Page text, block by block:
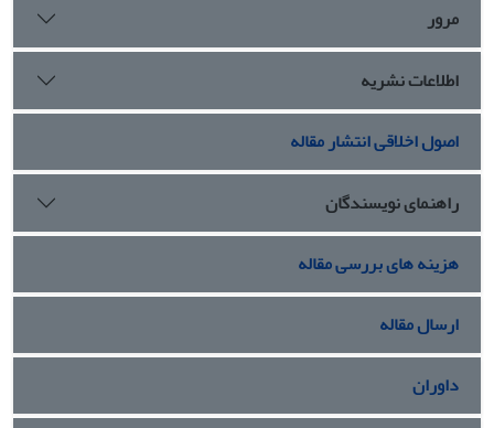
مرور
اطلاعات نشریه
اصول اخلاقی انتشار مقاله
راهنمای نویسندگان
هزینه های بررسی مقاله
ارسال مقاله
داوران